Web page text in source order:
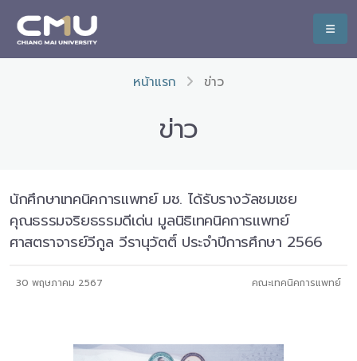
หน้าแรก ข่าว
ข่าว
นักศึกษาเทคนิคการแพทย์ มช. ได้รับรางวัลชมเชย
คุณธรรมจริยธรรมดีเด่น มูลนิธิเทคนิคการแพทย์
ศาสตราจารย์วีกูล วีรานุวัตติ์ ประจำปีการศึกษา 2566
30 พฤษภาคม 2567 คณะเทคนิคการแพทย์